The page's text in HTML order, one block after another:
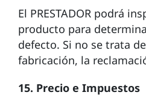
El PRESTADOR podrá
producto para
defecto. Si no se trata
fabricación, la
15. Precio e Impuestos